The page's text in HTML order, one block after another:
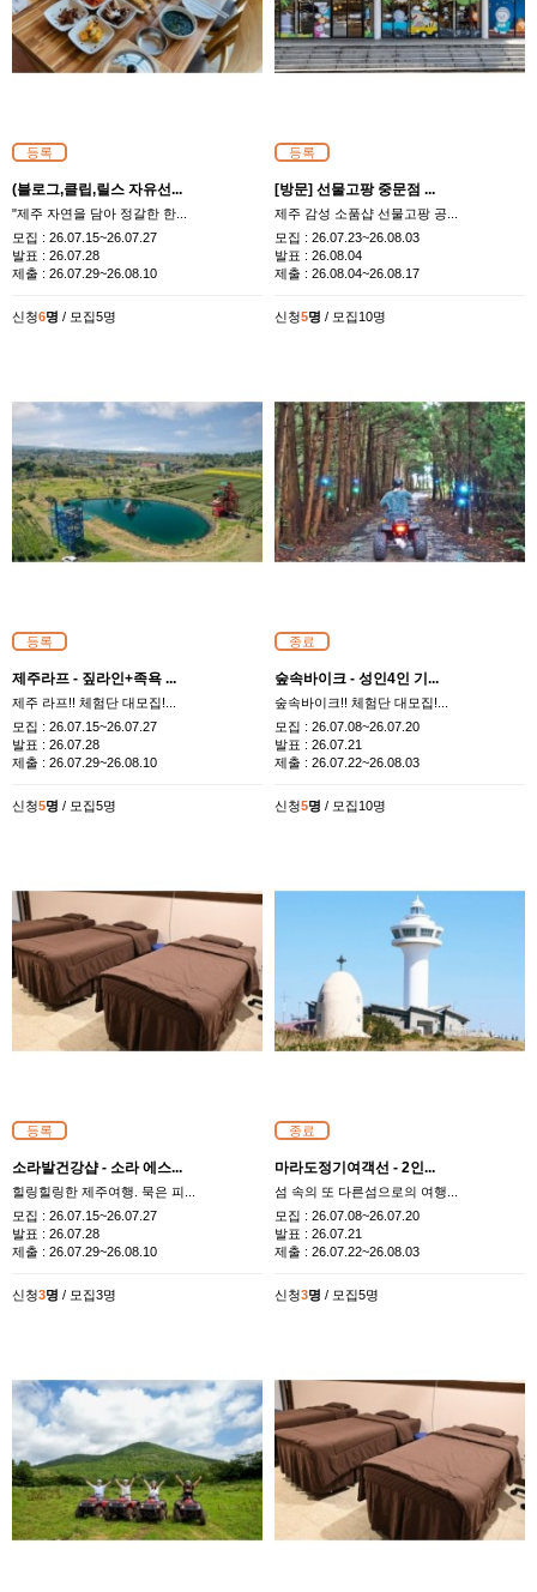
등록
(블로그,클립,릴스 자유선...
"제주 자연을 담아 정갈한 한...
모집 : 26.07.15~26.07.27
발표 : 26.07.28
제출 : 26.07.29~26.08.10
신청6명 / 모집5명
등록
[방문] 선물고팡 중문점 ...
제주 감성 소품샵 선물고팡 공...
모집 : 26.07.23~26.08.03
발표 : 26.08.04
제출 : 26.08.04~26.08.17
신청5명 / 모집10명
등록
제주라프 - 짚라인+족욕 ...
제주 라프!! 체험단 대모집!...
모집 : 26.07.15~26.07.27
발표 : 26.07.28
제출 : 26.07.29~26.08.10
신청5명 / 모집5명
종료
숲속바이크 - 성인4인 기...
숲속바이크!! 체험단 대모집!...
모집 : 26.07.08~26.07.20
발표 : 26.07.21
제출 : 26.07.22~26.08.03
신청5명 / 모집10명
등록
소라발건강샵 - 소라 에스...
힐링힐링한 제주여행. 묵은 피...
모집 : 26.07.15~26.07.27
발표 : 26.07.28
제출 : 26.07.29~26.08.10
신청3명 / 모집3명
종료
마라도정기여객선 - 2인...
섬 속의 또 다른섬으로의 여행...
모집 : 26.07.08~26.07.20
발표 : 26.07.21
제출 : 26.07.22~26.08.03
신청3명 / 모집5명